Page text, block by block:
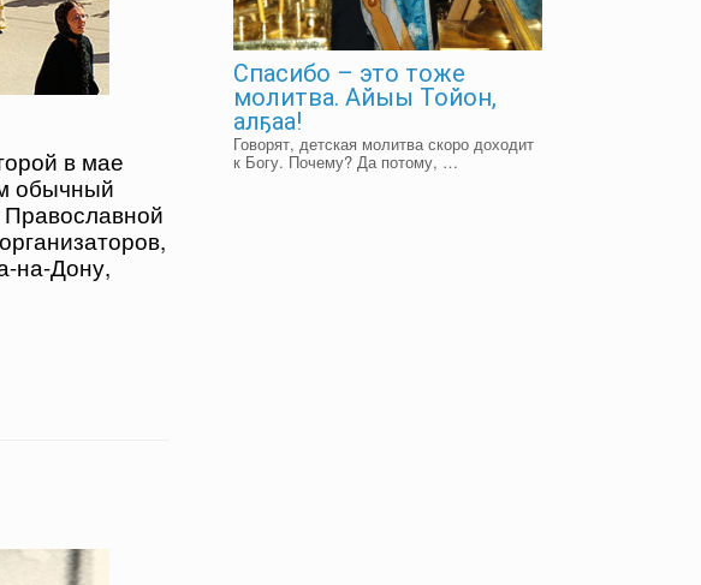
в мае
обычный
на-Дону,
Спасибо – это тоже
молитва. Айыы Тойон,
алҕаа!
Говорят, детская молитва скоро доходит
к Богу. Почему? Да потому, …